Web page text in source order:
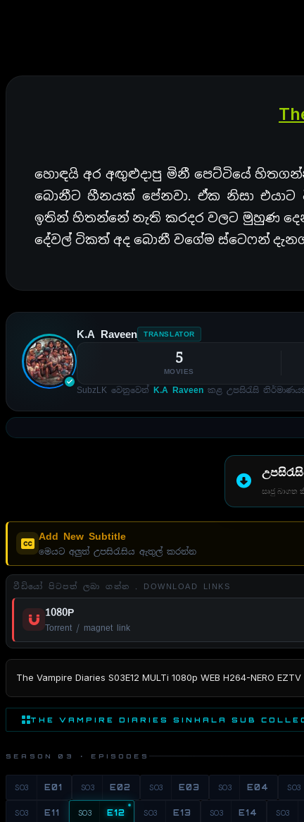
හොඳයි අර අඟුළුදාපු මිනී පෙට්ටියේ
බොනීට හීනයක් පේනවා. ඒක නිසා
ඉතින් හිතන්නේ නැති කරදර වලට මුහුණ
දේවල් ටිකත් අද බොනී වගේම ස්ටෙෆන්
K.A Raveen TRANSLATOR
5
MOVIES
SubzLK වෙනුවෙන් K.A Raveen කළ උපසිරැසි
සෘජු බාගත
Add New Subtitle
මෙයට අලුත් උපසිරැසිය ඇතුල් කරන්න
වීඩියෝ පිටපත් ලබා ගන්න . DOWNLOAD LINKS
1080P
Torrent / magnet link
The Vampire Diaries S03E12 MULTi 1080p WEB H264-NERO EZTV
THE VAMPIRE DIARIES SINHALA SUB
SEASON 03 · EPISODES
S03 E01 S03 E02 S03 E03 S03 E04 S03
S03 E11 S03 E12 S03 E13 S03 E14 S03